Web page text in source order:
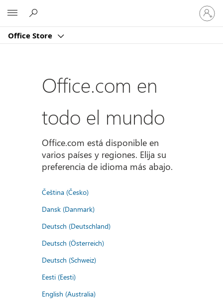
Office Store
Iniciar
sesión
en
cuenta
Office.com en
todo el mundo
Office.com está disponible en
varios países y regiones. Elija su
preferencia de idioma más abajo.
Čeština (Česko)
Dansk (Danmark)
Deutsch (Deutschland)
Deutsch (Österreich)
Deutsch (Schweiz)
Eesti (Eesti)
English (Australia)